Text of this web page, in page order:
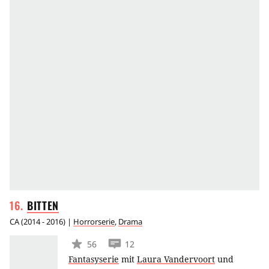
BITTEN
CA(2014 - 2016) | Horrorserie, Drama
56
12
Fantasyserie mit Laura Vandervoort und